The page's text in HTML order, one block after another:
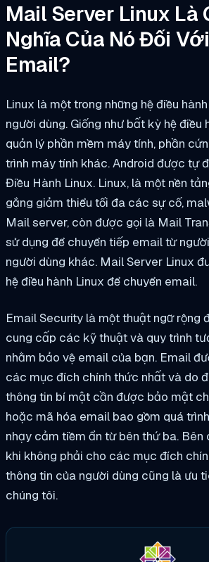
Mail Server Linux Là
Nghĩa Của Nó Đối
Email?
Linux là một trong những hệ điều
người dùng. Giống như bất kỳ hệ điều
quản lý phần mềm máy tính, phần
trình máy tính khác. Android được tự
Điều Hành Linux. Linux, là một nền
gắng giảm thiểu tối đa các sự cố,
Mail server, còn được gọi là Mail
sử dụng để chuyển tiếp email từ
người dùng khác. Mail Server Linux
hệ điều hành Linux để chuyển email.
Email Security là một thuật ngữ rộng
cung cấp các kỹ thuật và quy trình
nhằm bảo vệ email của bạn. Email
các mục đích chính thức nhất và do
thông tin bí mật cần được bảo mật
hoặc mã hóa email bao gồm quá
nhạy cảm tiềm ẩn từ bên thứ ba. Bên
khi không phải cho các mục đích
thông tin của người dùng cũng là ưu
chúng tôi.